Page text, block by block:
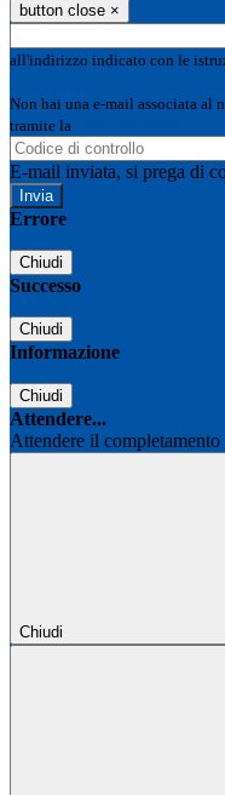
button close ×
all'indirizzo indicato con le
Non hai una e-mail associata al
tramite la
E-mail inviata, si prega di
Errore
Chiudi
Successo
Chiudi
Informazione
Chiudi
Attendere...
Attendere il
Chiudi